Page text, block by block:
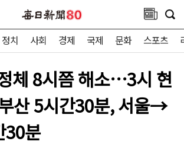
정치 사회 경제 국제 문화 스포츠
체 8시쯤 해소…3시 현
산 5시간30분, 서울→
30분